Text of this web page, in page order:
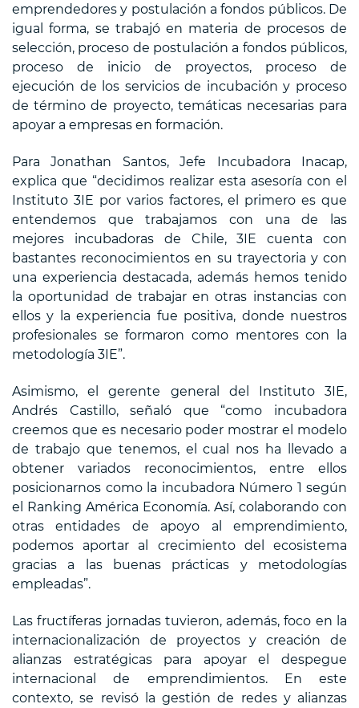
emprendedores y postulación a fondos públicos. De
igual forma, se trabajó en materia de procesos de
selección, proceso de postulación a fondos públicos,
proceso de inicio de proyectos, proceso de
ejecución de los servicios de incubación y proceso
de término de proyecto, temáticas necesarias para
apoyar a empresas en formación.
Para Jonathan Santos, Jefe Incubadora Inacap,
explica que “decidimos realizar esta asesoría con el
Instituto 3IE por varios factores, el primero es que
entendemos que trabajamos con una de las
mejores incubadoras de Chile, 3IE cuenta con
bastantes reconocimientos en su trayectoria y con
una experiencia destacada, además hemos tenido
la oportunidad de trabajar en otras instancias con
ellos y la experiencia fue positiva, donde nuestros
profesionales se formaron como mentores con la
metodología 3IE”.
Asimismo, el gerente general del Instituto 3IE,
Andrés Castillo, señaló que “como incubadora
creemos que es necesario poder mostrar el modelo
de trabajo que tenemos, el cual nos ha llevado a
obtener variados reconocimientos, entre ellos
posicionarnos como la incubadora Número 1 según
el Ranking América Economía. Así, colaborando con
otras entidades de apoyo al emprendimiento,
podemos aportar al crecimiento del ecosistema
gracias a las buenas prácticas y metodologías
empleadas”.
Las fructíferas jornadas tuvieron, además, foco en la
internacionalización de proyectos y creación de
alianzas estratégicas para apoyar el despegue
internacional de emprendimientos. En este
contexto, se revisó la gestión de redes y alianzas